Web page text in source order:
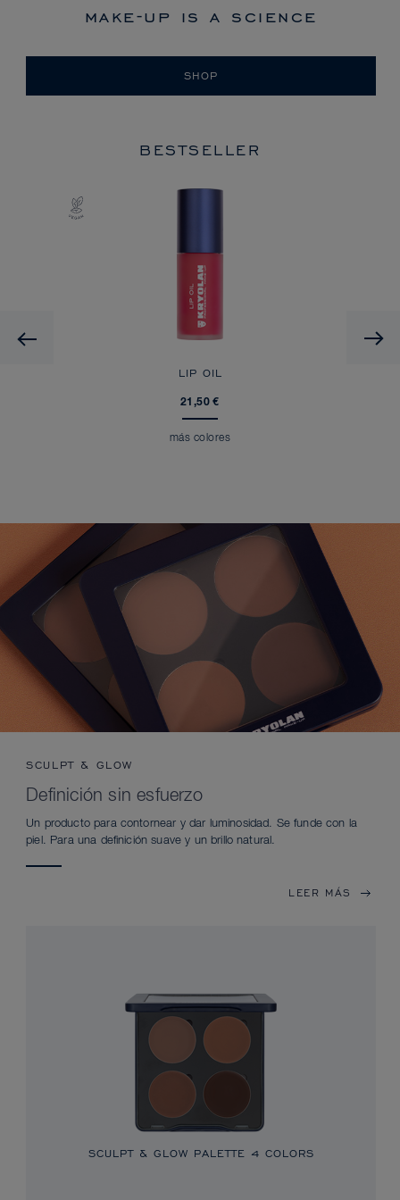
make-up is a science
SHOP
BESTSELLER
Previous
LIP OIL
21,50 €
más colores
SCULPT & GLOW
Definición sin esfuerzo
Un producto para contornear y dar luminosidad. Se funde con la
piel. Para una definición suave y un brillo natural.
LEER MÁS
SCULPT & GLOW PALETTE 4 COLORS